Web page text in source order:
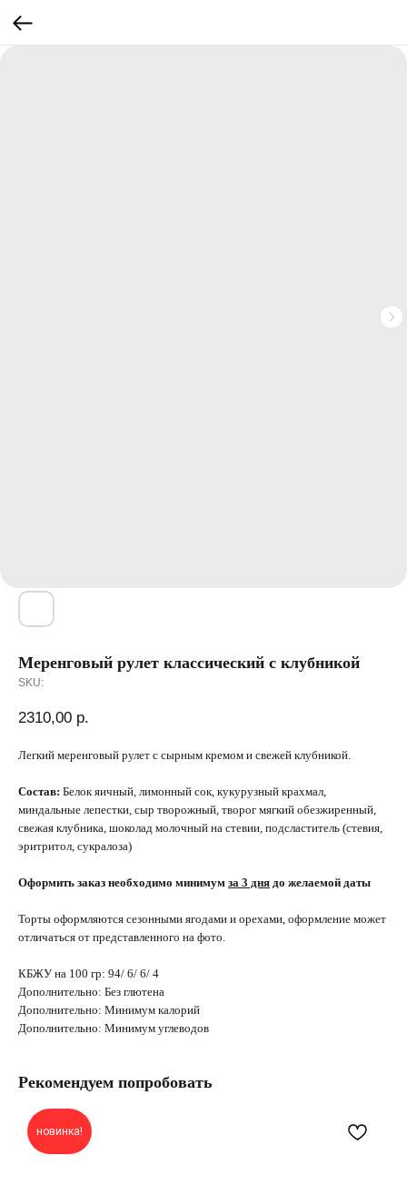
Меренговый рулет классический с клубникой
SKU:
2310,00 р.
Легкий меренговый рулет с сырным кремом и свежей клубникой.
Состав: Белок яичный, лимонный сок, кукурузный крахмал,
миндальные лепестки, сыр творожный, творог мягкий обезжиренный,
свежая клубника, шоколад молочный на стевии, подсластитель (стевия,
эритритол, сукралоза)
Оформить заказ необходимо минимум за 3 дня до желаемой даты
Торты оформляются сезонными ягодами и орехами, оформление может
отличаться от представленного на фото.
КБЖУ на 100 гр: 94/ 6/ 6/ 4
Дополнительно: Без глютена
Дополнительно: Минимум калорий
Дополнительно: Минимум углеводов
Рекомендуем попробовать
новинка!